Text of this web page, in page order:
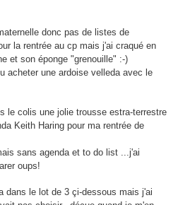
donc pas de listes de
la rentrée au cp mais j'ai craqué en
et son éponge "grenouille" :-)
acheter une ardoise velleda avec le
le colis une jolie trousse estra-terrestre
Keith Haring pour ma rentrée de
sans agenda et to do list ...j'ai
oups!
dans le lot de 3 çi-dessous mais j'ai